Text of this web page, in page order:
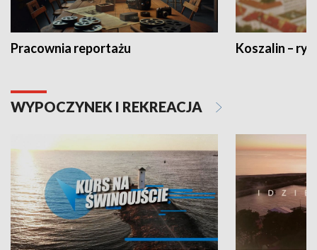
Pracownia reportażu Koszalin –
WYPOCZYNEK I REKREACJA